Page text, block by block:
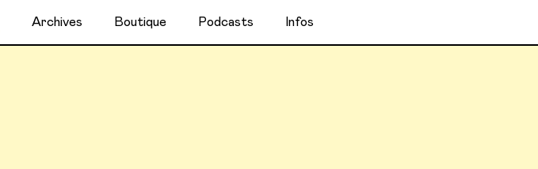
Archives Boutique Podcasts Infos